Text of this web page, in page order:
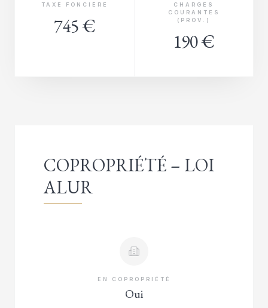
TAXE FONCIÈRE
745 €
CHARGES
COURANTES
(PROV.)
190 €
COPROPRIÉTÉ – LOI
ALUR
EN COPROPRIÉTÉ
Oui